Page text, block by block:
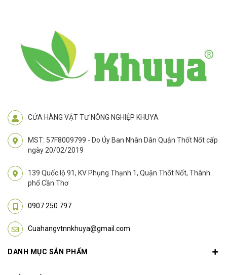
CỬA HÀNG VẬT TƯ NÔNG NGHIỆP KHUYA
MST: 57F8009799 - Do Ủy Ban Nhân Dân Quận Thốt Nốt cấp
ngày 20/02/2019
139 Quốc lộ 91, KV Phụng Thạnh 1, Quận Thốt Nốt, Thành
phố Cần Thơ
0907.250.797
Cuahangvtnnkhuya@gmail.com
DANH MỤC SẢN PHẨM